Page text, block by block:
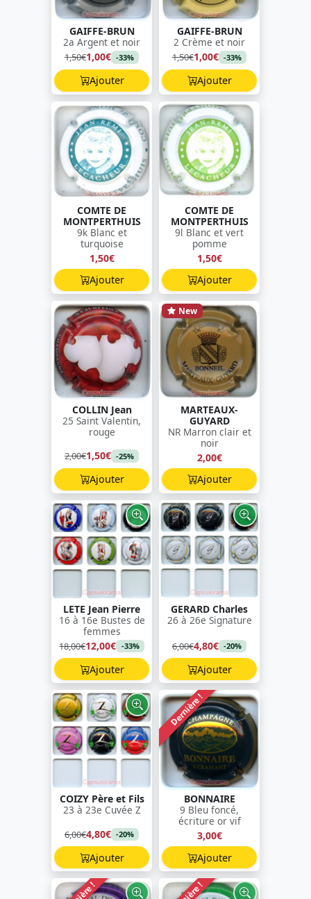
GAIFFE-BRUN
2a Argent et noir
1,50€1,00€ -33%
Ajouter
GAIFFE-BRUN
2 Crème et noir
1,50€1,00€ -33%
Ajouter
COMTE DE
MONTPERTHUIS
9k Blanc et
turquoise
1,50€
Ajouter
COMTE DE
MONTPERTHUIS
9l Blanc et vert
pomme
1,50€
Ajouter
COLLIN Jean
25 Saint Valentin,
rouge
2,00€1,50€ -25%
Ajouter
New
MARTEAUX-
GUYARD
NR Marron clair et
noir
2,00€
Ajouter
LETE Jean Pierre
16 à 16e Bustes de
femmes
18,00€12,00€ -33%
Ajouter
GERARD Charles
26 à 26e Signature
6,00€4,80€ -20%
Ajouter
COIZY Père et Fils
23 à 23e Cuvée Z
6,00€4,80€ -20%
Ajouter
Dernière !
BONNAIRE
9 Bleu foncé,
écriture or vif
3,00€
Ajouter